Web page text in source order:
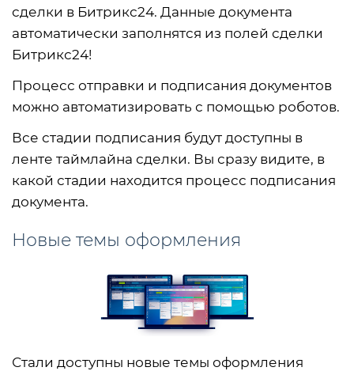
сделки в Битрикс24. Данные документа
автоматически заполнятся из полей сделки
Битрикс24!
Процесс отправки и подписания документов
можно автоматизировать с помощью роботов.
Все стадии подписания будут доступны в
ленте таймлайна сделки. Вы сразу видите, в
какой стадии находится процесс подписания
документа.
Новые темы оформления
Стали доступны новые темы оформления